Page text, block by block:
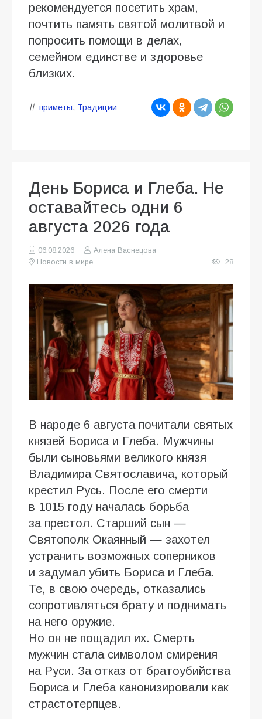
рекомендуется посетить храм,
почтить память святой молитвой и
попросить помощи в делах,
семейном единстве и здоровье
близких.
приметы, Традиции
День Бориса и Глеба. Не
оставайтесь одни 6
августа 2026 года
06.08.2026
Алена Васнецова
Новости в мире
28
В народе 6 августа почитали святых
князей Бориса и Глеба. Мужчины
были сыновьями великого князя
Владимира Святославича, который
крестил Русь. После его смерти
в 1015 году началась борьба
за престол. Старший сын —
Святополк Окаянный — захотел
устранить возможных соперников
и задумал убить Бориса и Глеба.
Те, в свою очередь, отказались
сопротивляться брату и поднимать
на него оружие.
Но он не пощадил их. Смерть
мужчин стала символом смирения
на Руси. За отказ от братоубийства
Бориса и Глеба канонизировали как
страстотерпцев.